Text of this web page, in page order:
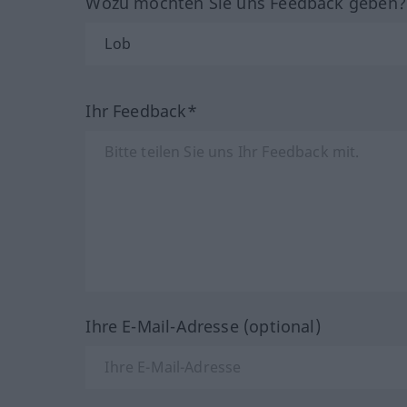
Ihr Feedback*
Ihre E-Mail-Adresse (optional)